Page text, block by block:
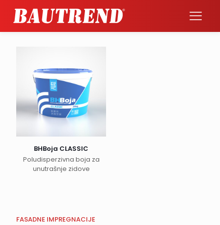
BHBoja CLASSIC
Poludisperzivna boja za
unutrašnje zidove
FASADNE IMPREGNACIJE